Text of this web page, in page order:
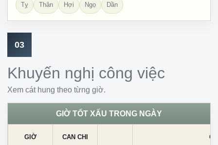
Tỵ Thân Hợi Ngọ Dần
03
Khuyến nghị công việc
Xem cát hung theo từng giờ.
GIỜ TỐT XẤU TRONG NGÀY
GIỜ CAN CHI